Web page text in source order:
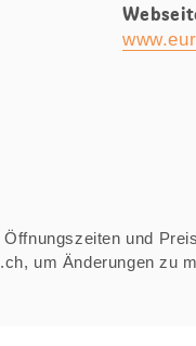
und
um Änderungen zu